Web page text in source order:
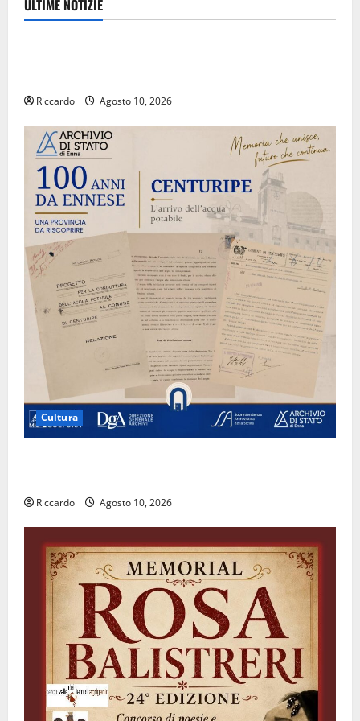
ULTIME NOTIZIE
Eventi
Riccardo Agosto 10, 2026
Cultura
Riccardo Agosto 10, 2026